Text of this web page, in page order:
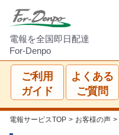
電報を全国即日配達
For-Denpo
ご利用
ガイド
よくある
ご質問
電報サービスTOP > お客様の声 >